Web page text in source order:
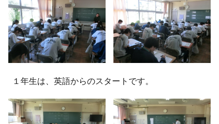
１年生は、英語からのスタートです。